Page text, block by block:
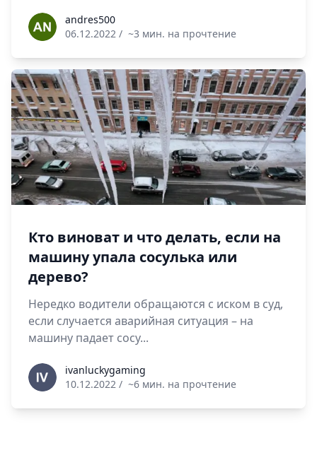
andres500andres500
06.12.2022 / ~3 мин. на прочтение
Кто виноват и что делать, если на
машину упала сосулька или
дерево?
Нередко водители обращаются с иском в суд,
если случается аварийная ситуация – на
машину падает сосу...
ivanluckygaming
ivanluckygaming
10.12.2022 / ~6 мин. на прочтение